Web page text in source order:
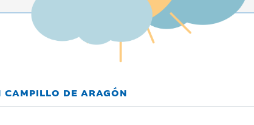
CAMPILLO DE ARAGÓN